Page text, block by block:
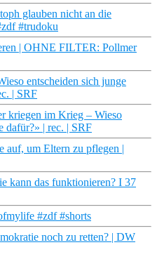
glauben nicht an die
#trudoku
| OHNE FILTER: Pollmer
entscheiden sich junge
| SRF
kriegen im Krieg – Wieso
dafür?» | rec. | SRF
auf, um Eltern zu pflegen |
kann das funktionieren? I 37
#zdf #shorts
noch zu retten? | DW